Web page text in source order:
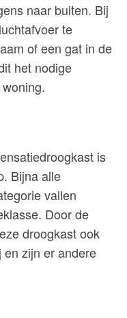
naar buiten. Bij
te
of een gat in de
het nodige
is
Bijna alle
vallen
Door de
droogkast ook
zijn er andere